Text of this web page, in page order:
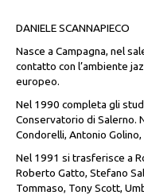
DANIELE SCANNAPIECO
Nasce a Campagna, nel
contatto con l’ambiente
europeo.
Nel 1990 completa gli
Conservatorio di Salerno.
Condorelli, Antonio
Nel 1991 si trasferisce a
Roberto Gatto, Stefano
Tommaso, Tony Scott,